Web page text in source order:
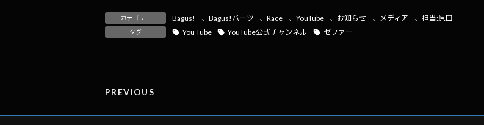
e
b
o
k
e
e
n
ai
l
p
y
n
カテゴリー Bagus! 、 Bagus!パーツ 、Race 、 YouTube 、 お知らせ 、 メディア 、 担当:原田
タグ You Tube YouTube公式チャンネル ゼファー
PREVIOUS